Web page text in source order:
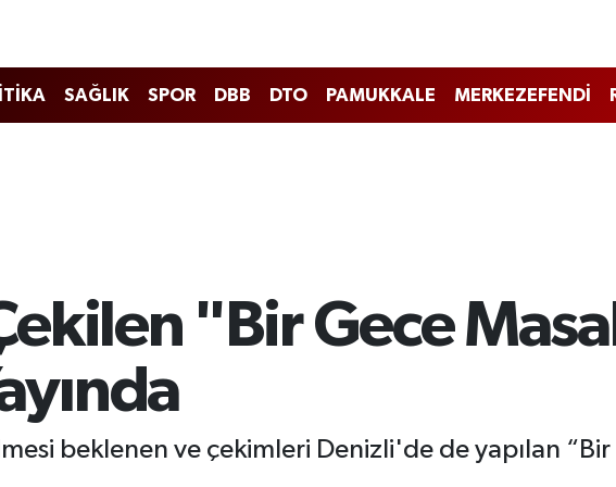
SAĞLIK SPOR DBB DTO PAMUKKALE MERKEZEFENDİ
"Bir Gece
beklenen ve çekimleri Denizli'de de yapılan “Bir